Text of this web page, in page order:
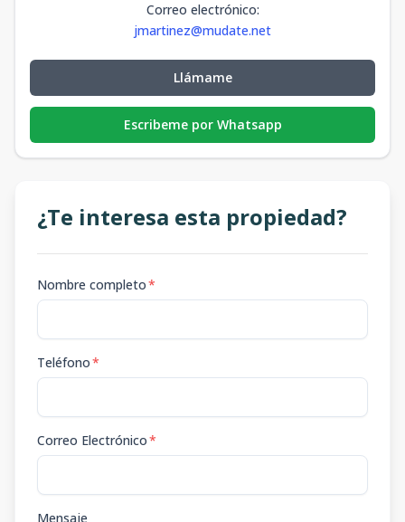
Correo electrónico:
jmartinez@mudate.net
Llámame
Escribeme por Whatsapp
¿Te interesa esta propiedad?
Nombre completo*
Teléfono*
Correo Electrónico*
Mensaje